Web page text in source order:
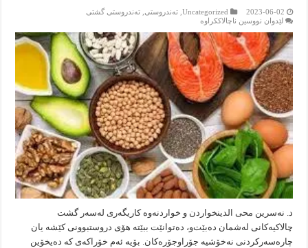
2023-06-02
Uncategorized
,تەندروستى ,تەندروستى گشتى
لێدوان نووسین ناچالاککراوە
خواردنانه‌
وا
ده‌كات
هه‌میشه‌
گه‌نجتر
ده‌ربكه‌ویت
د. نه‌سرین محی الدینخواردن و خواردنه‌وه‌ كاریگه‌رى له‌سه‌ر گشت
چالاكیه‌كانى له‌شمان ده‌بێت‌و، ده‌توانێت ببێته‌ هۆى دروستبوونى كێشه‌ یان
چاره‌سه‌ركردنى نه‌خۆشیه‌ جۆراوجۆره‌كان. بۆیه‌ ئه‌م خۆراكه‌ى كه‌ ده‌یخۆین